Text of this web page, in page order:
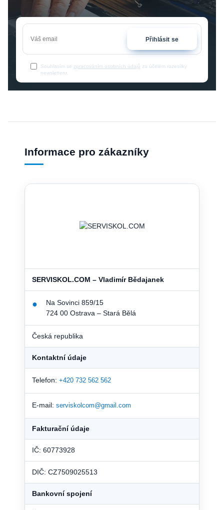
Přihlásit se
Souhlasím se zpracováním osobních údajů za účelem rozesílky
newsletteru.
Informace pro zákazníky
SERVISKOL.COM – Vladimír Bědajanek
●
Na Sovinci 859/15
724 00 Ostrava – Stará Bělá
Česká republika
Kontaktní údaje
Telefon: +420 732 562 562
E-mail: serviskolcom@gmail.com
Fakturační údaje
IČ: 60773928
DIČ: CZ7509025513
Bankovní spojení